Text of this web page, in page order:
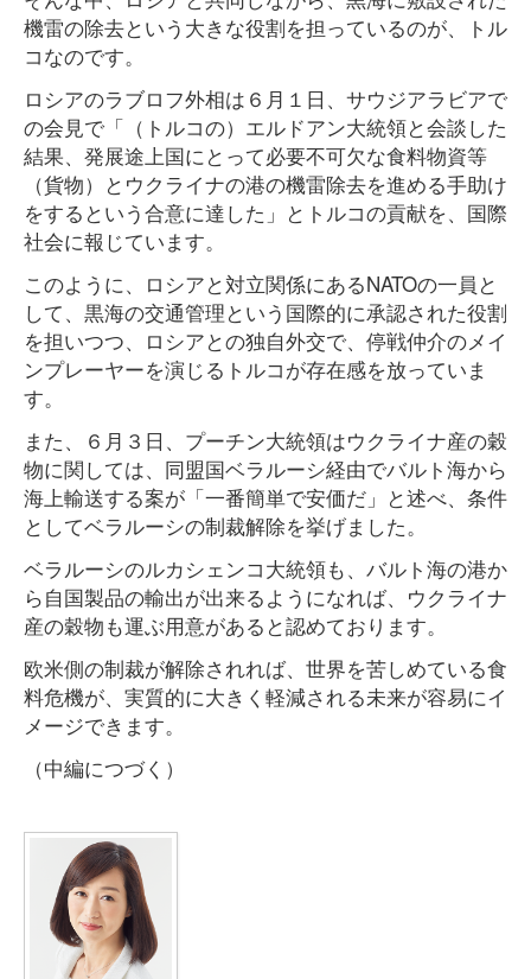
機雷の除去という大きな役割を担っているのが、トル
コなのです。
ロシアのラブロフ外相は６月１日、サウジアラビアで
の会見で「（トルコの）エルドアン大統領と会談した
結果、発展途上国にとって必要不可欠な食料物資等
（貨物）とウクライナの港の機雷除去を進める手助け
をするという合意に達した」とトルコの貢献を、国際
社会に報じています。
このように、ロシアと対立関係にあるNATOの一員と
して、黒海の交通管理という国際的に承認された役割
を担いつつ、ロシアとの独自外交で、停戦仲介のメイ
ンプレーヤーを演じるトルコが存在感を放っていま
す。
また、６月３日、プーチン大統領はウクライナ産の穀
物に関しては、同盟国ベラルーシ経由でバルト海から
海上輸送する案が「一番簡単で安価だ」と述べ、条件
としてベラルーシの制裁解除を挙げました。
ベラルーシのルカシェンコ大統領も、バルト海の港か
ら自国製品の輸出が出来るようになれば、ウクライナ
産の穀物も運ぶ用意があると認めております。
欧米側の制裁が解除されれば、世界を苦しめている食
料危機が、実質的に大きく軽減される未来が容易にイ
メージできます。
（中編につづく）